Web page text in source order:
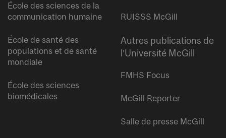
École des sciences de la
communication humaine
École de santé des
populations et de santé
mondiale
École des sciences
biomédicales
RUISSS McGill
Autres publications de
l’Université McGill
FMHS Focus
McGill Reporter
Salle de presse McGill